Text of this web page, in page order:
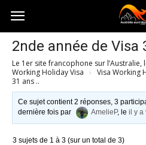
Australia-
australie.com
2nde année de Visa
Le 1er site francophone sur l’Australie,
Working Holiday Visa › Visa Working
31 ans ..
Ce sujet contient 2 réponses, 3
dernière fois par
AmelieP, leil y a
3 sujets de 1 à 3 (sur un total de 3)